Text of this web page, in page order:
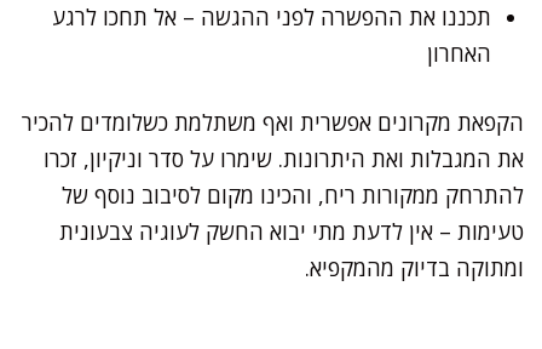
תכננו את ההפשרה לפני ההגשה – אל תחכו לרגע
האחרון
הקפאת מקרונים אפשרית ואף משתלמת כשלומדים להכיר
את המגבלות ואת היתרונות. שימרו על סדר וניקיון, זכרו
להתרחק ממקורות ריח, והכינו מקום לסיבוב נוסף של
טעימות – אין לדעת מתי יבוא החשק לעוגיה צבעונית
ומתוקה בדיוק מהמקפיא.